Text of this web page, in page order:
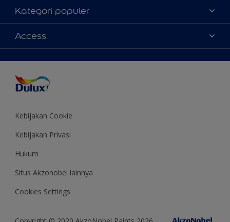
Tentang Kami
Contact us
Temukan toko
Kategori populer
Warna
Produk
Inspirasi
Saran Mendekorasi
Colour of the Year
Access
Kebijakan Cookie
Kebijakan Privasi
Hukum
Situs Akzonobel lainnya
Cookies Settings